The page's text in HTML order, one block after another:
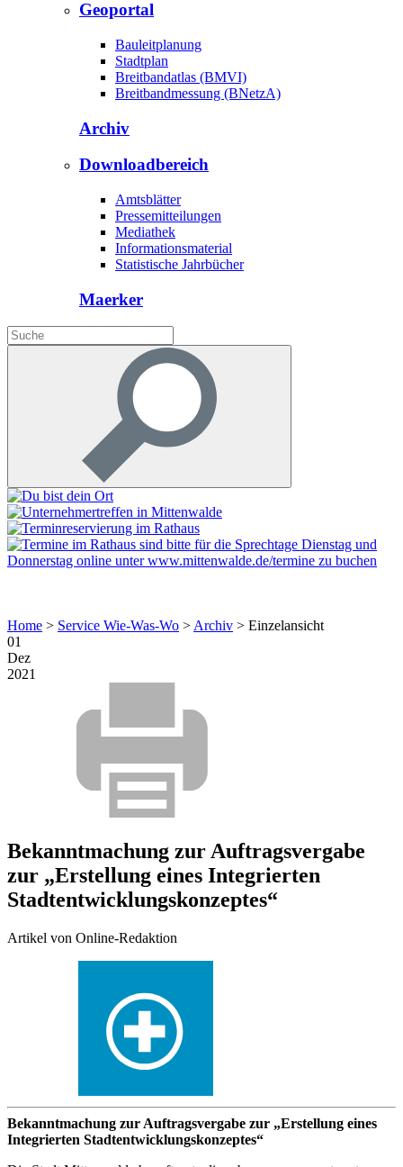
Geoportal
Bauleitplanung
Stadtplan
Breitbandatlas (BMVI)
Breitbandmessung (BNetzA)
Archiv
Downloadbereich
Amtsblätter
Pressemitteilungen
Mediathek
Informationsmaterial
Statistische Jahrbücher
Maerker
Home > Service Wie-Was-Wo >Archiv > Einzelansicht
01
Dez
2021
Bekanntmachung zur Auftragsvergabe
zur „Erstellung eines Integrierten
Stadtentwicklungskonzeptes“
Artikel von Online-Redaktion
Bekanntmachung zur Auftragsvergabe zur „Erstellung eines
Integrierten Stadtentwicklungskonzeptes“